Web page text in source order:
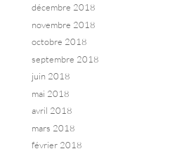
décembre 2018
novembre 2018
octobre 2018
septembre 2018
juin 2018
mai 2018
avril 2018
mars 2018
février 2018